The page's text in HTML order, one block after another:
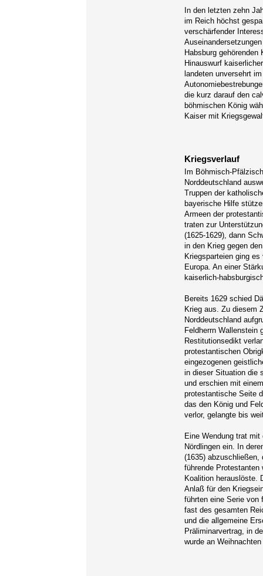
In den letzten zehn
im Reich höchst
verschärfender
Habsburg
Hinauswurf
landeten unversehrt
die kurz darauf den
böhmischen König
Kaiser mit
Kriegsverlauf
Im Böhmisch-
Norddeutschland
Truppen der
bayerische Hilfe
Armeen der
traten zur
(1625-1629), dann
in den Krieg gegen
Kriegsparteien ging
Europa. An einer
kaiserlich-
Bereits 1629 schied
Krieg aus. Zu diesem
Norddeutschland
Feldherrn Wallenstein
Restitutionsedikt
protestantischen
eingezogenen
in dieser Situation die
und erschien mit
protestantische Seite
das den König und
verlor, gelangte bis
Eine Wendung trat
Nördlingen ein. In
(1635)
führende
Koalition herauslöste.
Anlaß für den
führten eine Serie von
fast des gesamten
und die allgemeine
Präliminarvertrag, in
wurde an